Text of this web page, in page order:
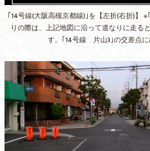
｢14号線(大阪高槻京都線)｣を【左折(右折)】
りの際は、上記地図に沿って道なりに走る
す。｢14号線 片山3｣の交差点に